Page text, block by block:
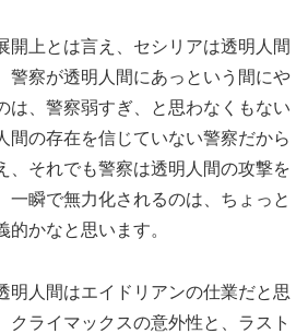
開上とは言え、セシリアは透明人間
警察が透明人間にあっという間にや
は、警察弱すぎ、と思わなくもない
間の存在を信じていない警察だから
、それでも警察は透明人間の攻撃を
一瞬で無力化されるのは、ちょっと
かなと思います。
明人間はエイドリアンの仕業だと思
クライマックスの意外性と、ラスト